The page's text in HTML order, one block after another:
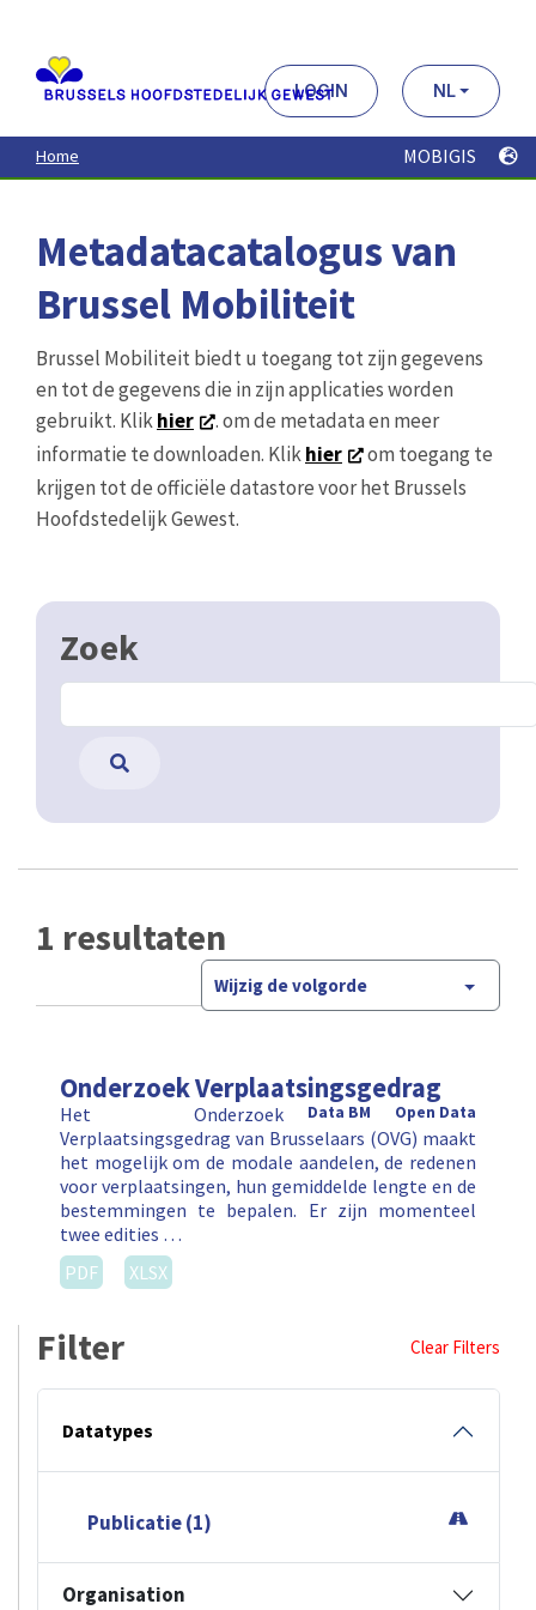
contenu
principal
LOGIN NL
Home MOBIGIS
Metadatacatalogus van
Brussel Mobiliteit
Brussel Mobiliteit biedt u toegang tot zijn gegevens
en tot de gegevens die in zijn applicaties worden
gebruikt. Klikhier
. om de metadata en meer
informatie te downloaden. Klikhier
om toegang te
krijgen tot de officiële datastore voor het Brussels
Hoofdstedelijk Gewest.
Zoek
1 resultaten
Wijzig de volgorde
Onderzoek Verplaatsingsgedrag
Open Data
Data BM
Het Onderzoek
Verplaatsingsgedrag van Brusselaars (OVG) maakt
het mogelijk om de modale aandelen, de redenen
voor verplaatsingen, hun gemiddelde lengte en de
bestemmingen te bepalen. Er zijn momenteel
twee edities …
PDF
XLSX
Filter Clear Filters
Datatypes
Publicatie (1)
Organisation